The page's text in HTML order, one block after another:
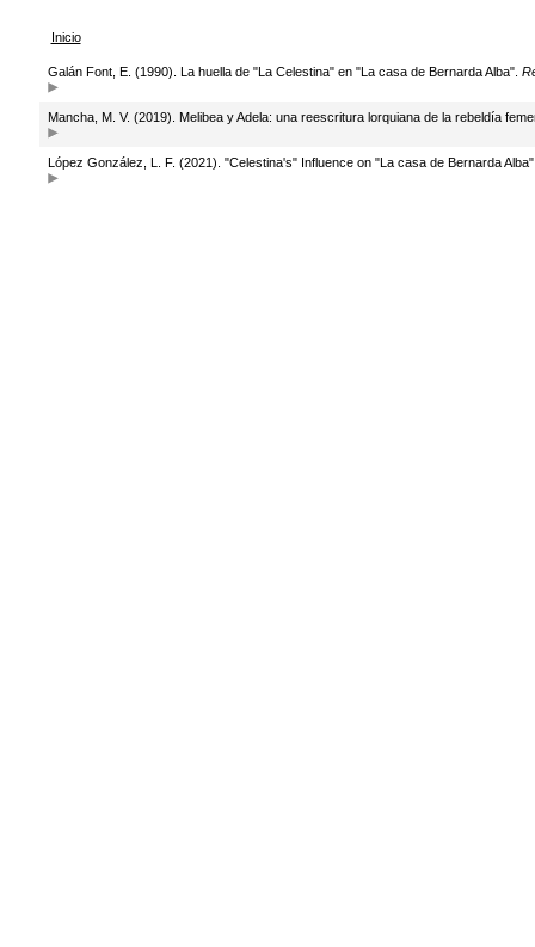
Inicio
Galán Font, E. (1990). La huella de "La Celestina" en "La casa de Bernarda Alba".
Mancha, M. V. (2019). Melibea y Adela: una reescritura lorquiana de la rebeldía
López González, L. F. (2021). "Celestina's" Influence on "La casa de Bernarda